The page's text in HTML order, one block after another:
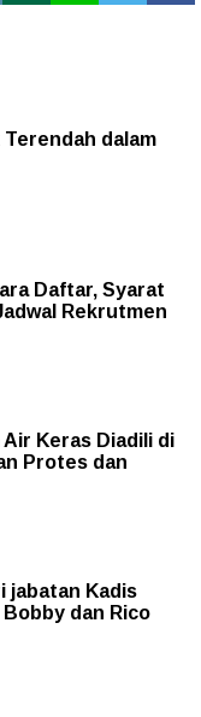
dalam
Daftar, Syarat
Rekrutmen
Keras Diadili di
Protes dan
jabatan Kadis
dan Rico